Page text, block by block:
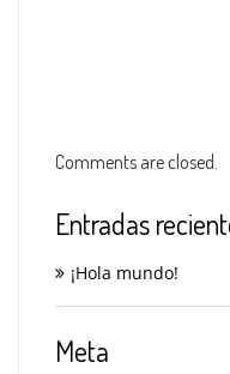
Comments are closed.
Entradas
¡Hola mundo!
Meta